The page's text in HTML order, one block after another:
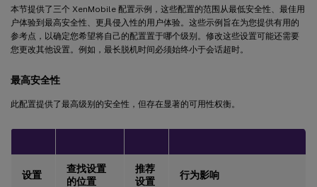
本节提供了三个 XenMobile 配置示例，这些配置的范围从最低安全性、最佳用
户体验到最高安全性、更具侵入性的用户体验。这些示例旨在为您提供有用的
参考点，以确定您希望将自己的配置置于哪个级别。修改这些设置可能还需要
您更改其他设置。例如，最长脱机时间必须始终小于会话超时。
最高安全性
此配置提供了最高级别的安全性，但存在显著的可用性权衡。
设置
查找设置
的位置
推荐
设置
行为影响